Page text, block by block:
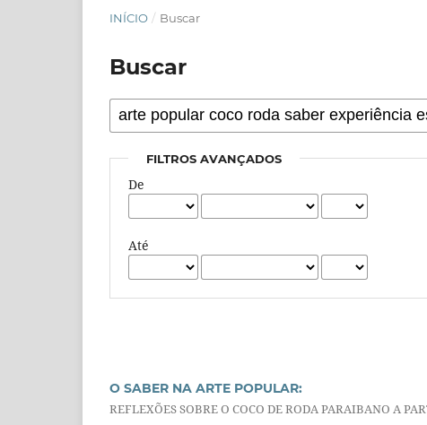
INÍCIO / Buscar
Buscar
FILTROS AVANÇADOS
De
Até
O SABER NA ARTE POPULAR:
REFLEXÕES SOBRE O COCO DE RODA PARAIBANO A